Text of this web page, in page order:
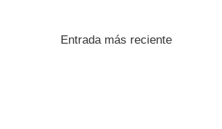
Entrada más reciente